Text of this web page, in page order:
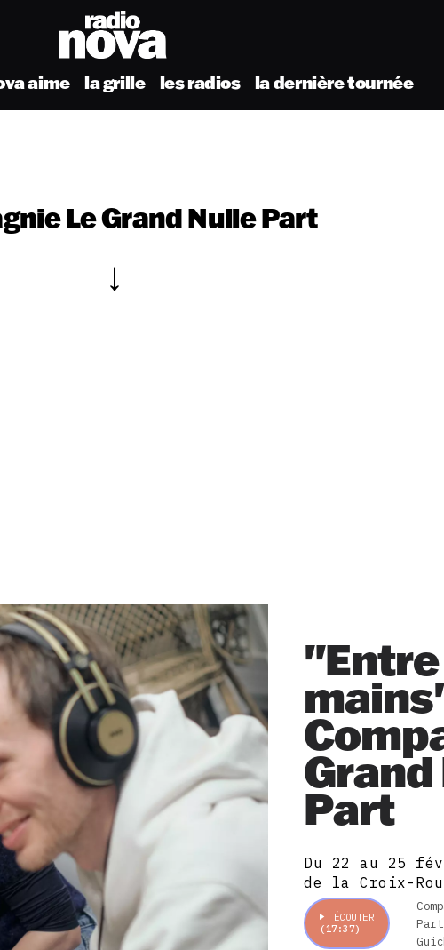
aime la grille les radios la dernière tournée
Le Grand Nulle Part
Part
Du 22 au 25
de la Croix-
ÉCOUTER
(17:37)
Part